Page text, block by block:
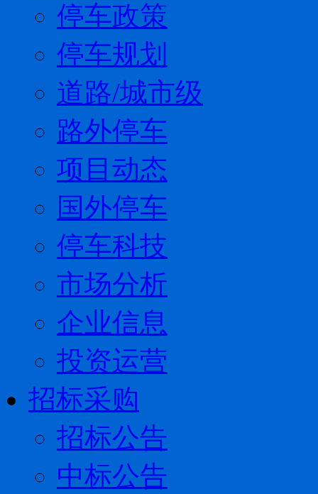
停车政策
停车规划
道路/城市级
路外停车
项目动态
国外停车
停车科技
市场分析
企业信息
投资运营
招标采购
招标公告
中标公告